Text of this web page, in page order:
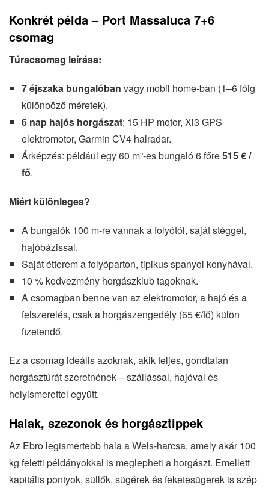
Konkrét példa – Port Massaluca 7+6
csomag
Túracsomag leírása:
7 éjszaka bungalóban vagy mobil home-ban (1–6 főig
különböző méretek).
6 nap hajós horgászat: 15 HP motor, Xi3 GPS
elektromotor, Garmin CV4 halradar.
Árképzés: például egy 60 m²-es bungaló 6 főre515 € /
fő.
Miért különleges?
A bungalók 100 m-re vannak a folyótól, saját stéggel,
hajóbázissal.
Saját étterem a folyóparton, tipikus spanyol konyhával.
10 % kedvezmény horgászklub tagoknak.
A csomagban benne van az elektromotor, a hajó és a
felszerelés, csak a horgászengedély (65 €/fő) külön
fizetendő.
Ez a csomag ideális azoknak, akik teljes, gondtalan
horgásztúrát szeretnének – szállással, hajóval és
helyismerettel együtt.
Halak, szezonok és horgásztippek
Az Ebro legismertebb hala a Wels-harcsa, amely akár 100
kg feletti példányokkal is meglepheti a horgászt. Emellett
kapitális pontyok, süllők, sügérek és feketesügerek is szép